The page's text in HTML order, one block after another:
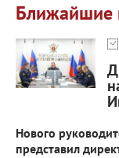
Ближайшие
Нового
представил